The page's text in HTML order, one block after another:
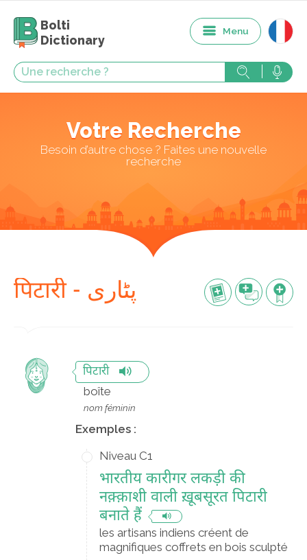
Bolti
Dictionary
Menu
Votre Recherche
Besoin d’autre chose ? Faites une nouvelle
recherche
पिटारी - پٹاری
पिटारी
boîte
nom féminin
Exemples :
Niveau C1
भारतीय कारीगर लकड़ी की
नक़्क़ाशी वाली ख़ूबसूरत पिटारी
बनाते हैं
les artisans indiens créent de
magnifiques coffrets en bois sculpté